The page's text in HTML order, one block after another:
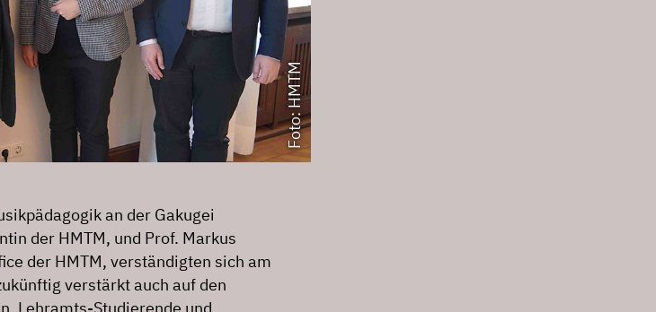
Foto: HMTM
an der Gakugei
der HMTM, und Prof. Markus
der HMTM, verständigten sich am
verstärkt auch auf den
Lehramts-Studierende und